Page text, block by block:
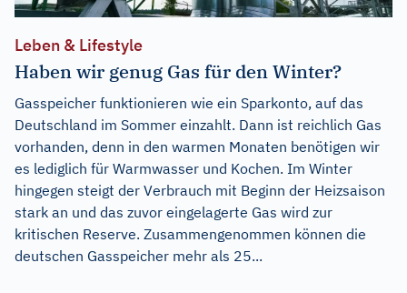
Leben & Lifestyle
Haben wir genug Gas für den Winter?
Gasspeicher funktionieren wie ein Sparkonto, auf das
Deutschland im Sommer einzahlt. Dann ist reichlich Gas
vorhanden, denn in den warmen Monaten benötigen wir
es lediglich für Warmwasser und Kochen. Im Winter
hingegen steigt der Verbrauch mit Beginn der Heizsaison
stark an und das zuvor eingelagerte Gas wird zur
kritischen Reserve. Zusammengenommen können die
deutschen Gasspeicher mehr als 25...